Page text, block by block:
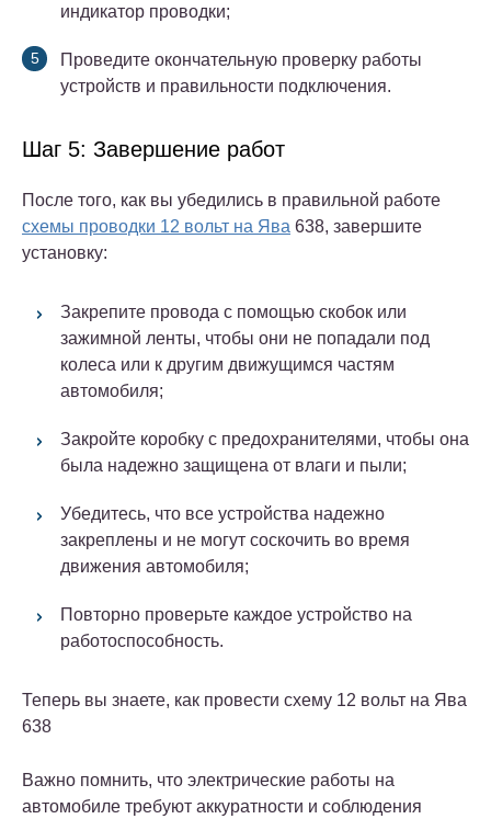
индикатор проводки;
Проведите окончательную проверку работы
устройств и правильности подключения.
Шаг 5: Завершение работ
После того, как вы убедились в правильной работе
схемы проводки 12 вольт на Ява 638, завершите
установку:
Закрепите провода с помощью скобок или
зажимной ленты, чтобы они не попадали под
колеса или к другим движущимся частям
автомобиля;
Закройте коробку с предохранителями, чтобы она
была надежно защищена от влаги и пыли;
Убедитесь, что все устройства надежно
закреплены и не могут соскочить во время
движения автомобиля;
Повторно проверьте каждое устройство на
работоспособность.
Теперь вы знаете, как провести схему 12 вольт на Ява
638
Важно помнить, что электрические работы на
автомобиле требуют аккуратности и соблюдения